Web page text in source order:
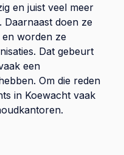
en juist veel meer
Daarnaast doen ze
worden ze
Dat gebeurt
een
Om die reden
in Koewacht vaak